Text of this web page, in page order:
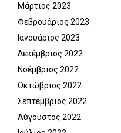
Μάρτιος 2023
Φεβρουάριος 2023
Ιανουάριος 2023
Δεκέμβριος 2022
Νοέμβριος 2022
Οκτώβριος 2022
Σεπτέμβριος 2022
Αύγουστος 2022